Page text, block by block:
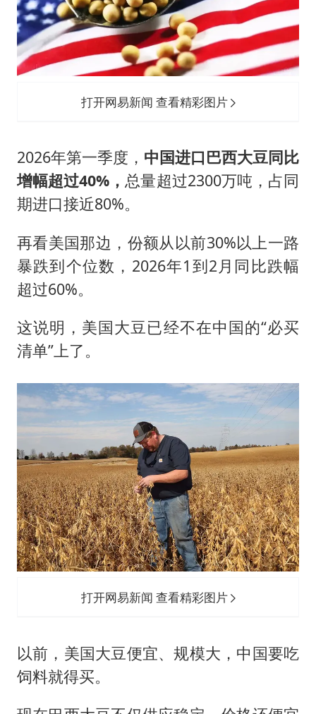
打开网易新闻 查看精彩图片
2026年第一季度， 中国进口巴西大豆同比
增幅超过40%，总量超过2300万吨，占同
期进口接近80%。
再看美国那边，份额从以前30%以上一路
暴跌到个位数，2026年1到2月同比跌幅
超过60%。
这说明，美国大豆已经不在中国的“必买
清单”上了。
打开网易新闻 查看精彩图片
以前，美国大豆便宜、规模大，中国要吃
饲料就得买。